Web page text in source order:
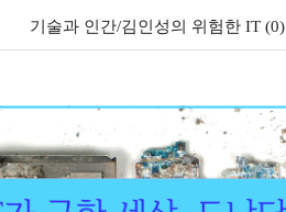
기술과 인간/김인성의 위험한 IT (0)